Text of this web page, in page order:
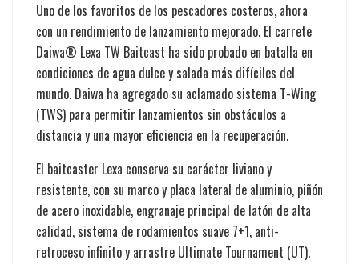
Uno de los favoritos de los pescadores costeros, ahora
con un rendimiento de lanzamiento mejorado. El carrete
Daiwa® Lexa TW Baitcast ha sido probado en batalla en
condiciones de agua dulce y salada más difíciles del
mundo. Daiwa ha agregado su aclamado sistema T-Wing
(TWS) para permitir lanzamientos sin obstáculos a
distancia y una mayor eficiencia en la recuperación.
El baitcaster Lexa conserva su carácter liviano y
resistente, con su marco y placa lateral de aluminio, piñón
de acero inoxidable, engranaje principal de latón de alta
calidad, sistema de rodamientos suave 7+1, anti-
retroceso infinito y arrastre Ultimate Tournament (UT).